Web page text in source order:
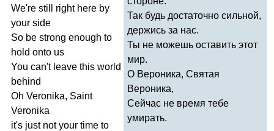
We're still right here by
your side
So be strong enough to
hold onto us
You can't leave this world
behind
Oh Veronika, Saint
Veronika
it's just not your time to
Так будь достаточно сильной,
держись за нас.
Ты не можешь оставить этот
мир.
О Вероника, Святая
Вероника,
Сейчас не время тебе
умирать.